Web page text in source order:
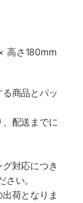
高さ180mm
商品とパッ
配送までに
対応につき
い。
荷となりま